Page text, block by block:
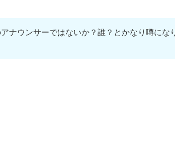
ナウンサーではないか？誰？とかなり噂にな